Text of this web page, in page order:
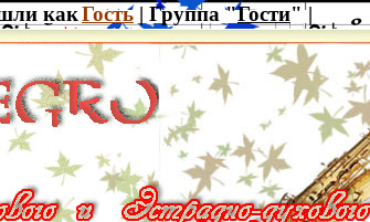
какГость | Группа "Гости" |